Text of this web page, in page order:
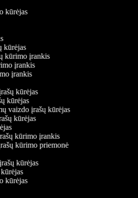
kūrėjas
kūrėjas
kūrimo įrankis
įrankis
įrankis
kūrėjas
kūrėjas
vaizdo įrašų kūrėjas
kūrėjas
kūrimo įrankis
kūrimo priemonė
kūrėjas
kūrėjas